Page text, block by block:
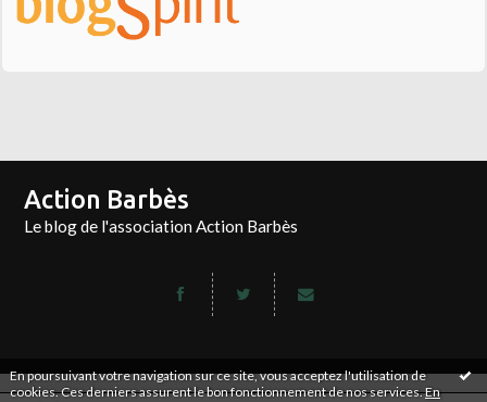
En poursuivant votre navigation sur ce site, vous acceptez l'utilisation de
cookies. Ces derniers assurent le bon fonctionnement de nos services.En
Action Barbès
Le blog de l'association Action Barbès